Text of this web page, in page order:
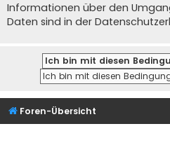
Informationen über den
Daten sind in der
Foren-Übersicht